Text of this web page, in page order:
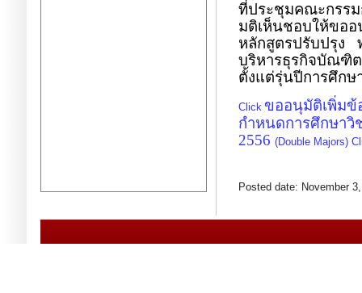
ที่ประชุมคณะกรร
มติเห็นชอบให้ขอ
หลักสูตรปรับปรุง
บริหารธุรกิจบัณฑิ
ตั้งแต่รุ่นปีการศึกษ
Click ขออนุมัติเพิ่ม
กำหนดการศึกษา
2556 (Double Majors)
Posted date: November